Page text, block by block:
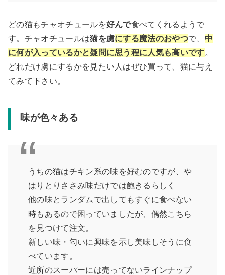
どの猫もチャオチュールを好んで食べてくれるようで
す。チャオチュールは猫を虜にする魔法のおやつで、 中
に何が入っているかと疑問に思う程に人気も高いです。
どれだけ虜にするかを見たい人はぜひ買って、猫に与え
てみて下さい。
味が色々ある
うちの猫はチキン系の味を好むのですが、や
はりとりささみ味だけでは飽きるらしく
他の味とランダムで出してもすぐに食べない
時もあるので困っていましたが、偶然こちら
を見つけて注文。
新しい味・匂いに興味を示し美味しそうに食
べています。
近所のスーパーには売ってないラインナップ